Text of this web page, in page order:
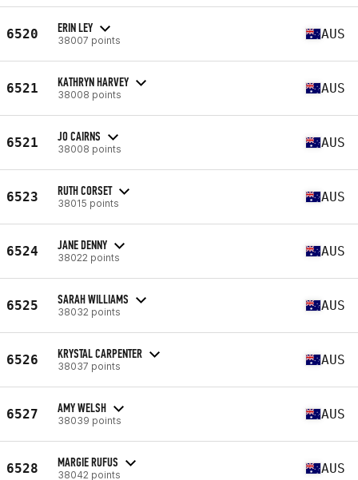
6520 ERIN LEY
38007 points AUS
6521 KATHRYN HARVEY
38008 points AUS
6521 JO CAIRNS
38008 points AUS
6523 RUTH CORSET
38015 points AUS
6524 JANE DENNY
38022 points AUS
6525 SARAH WILLIAMS
38032 points AUS
6526 KRYSTAL CARPENTER
38037 points AUS
6527 AMY WELSH
38039 points AUS
6528 MARGIE RUFUS
38042 points AUS